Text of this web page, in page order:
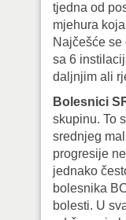
tjedna od
mjehura
Najčešće
sa 6
daljnjim ali
Bolesnici
skupinu. To
srednjeg
progresije
jednako
bolesnika
bolesti. U